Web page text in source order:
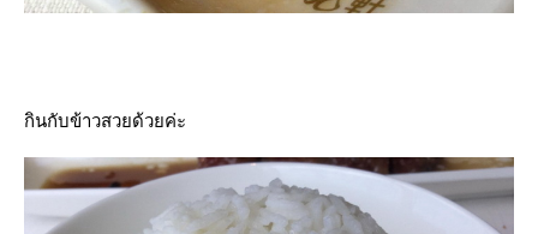
กินกับข้าวสวยด้วยค่ะ